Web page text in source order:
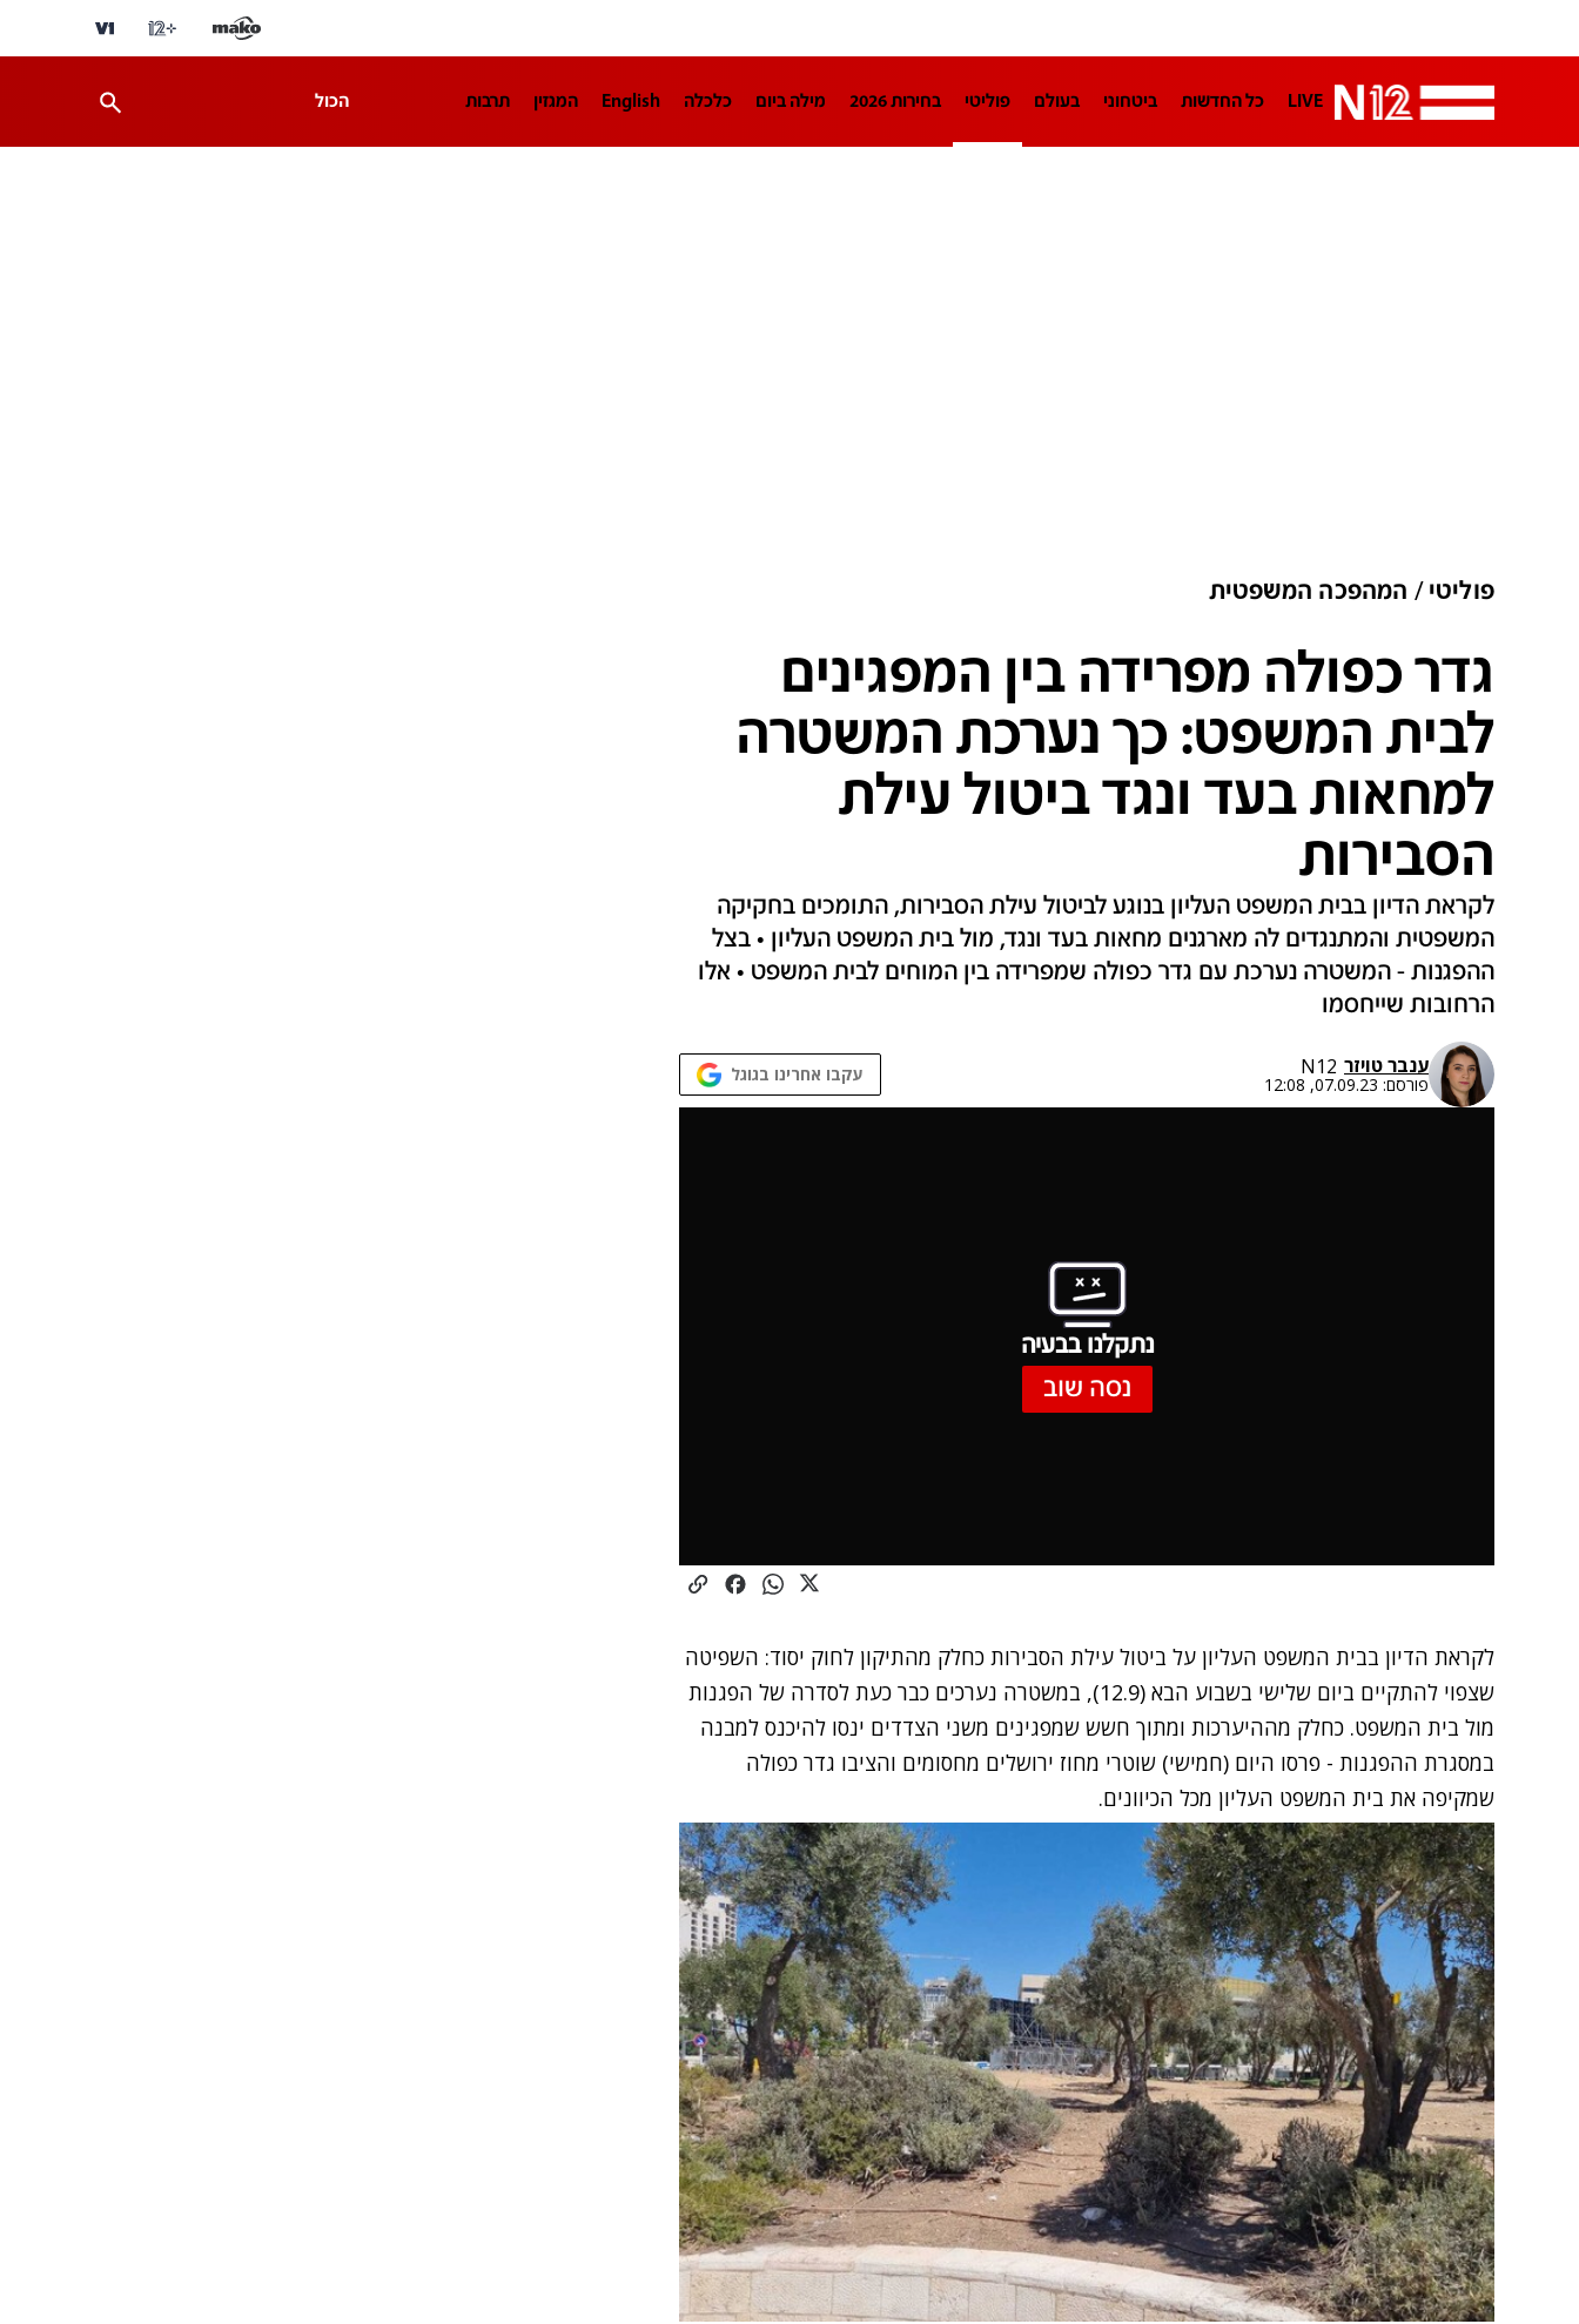
LIVE כל החדשות ביטחוני בעולם פוליטי בחירות 2026 מילה ביום כלכלה English המגזין תרבות הכול
פוליטי המהפכה המשפטית
גדר כפולה מפרידה בין המפגינים
לבית המשפט: כך נערכת המשטרה
למחאות בעד ונגד ביטול עילת
הסבירות
לקראת הדיון בבית המשפט העליון בנוגע לביטול עילת הסבירות, התומכים בחקיקה
המשפטית והמתנגדים לה מארגנים מחאות בעד ונגד, מול בית המשפט העליון • בצל
ההפגנות - המשטרה נערכת עם גדר כפולה שמפרידה בין המוחים לבית המשפט • אלו
הרחובות שייחסמו
ענבר טויזר N12
פורסם: 07.09.23, 12:08 עקבו אחרינו בגוגל
נתקלנו בבעיה
נסה שוב
לקראת הדיון בבית המשפט העליון על ביטול עילת הסבירות כחלק מהתיקון לחוק יסוד: השפיטה
שצפוי להתקיים ביום שלישי בשבוע הבא (12.9), במשטרה נערכים כבר כעת לסדרה של הפגנות
מול בית המשפט. כחלק מההיערכות ומתוך חשש שמפגינים משני הצדדים ינסו להיכנס למבנה
במסגרת ההפגנות - פרסו היום (חמישי) שוטרי מחוז ירושלים מחסומים והציבו גדר כפולה
שמקיפה את בית המשפט העליון מכל הכיוונים.